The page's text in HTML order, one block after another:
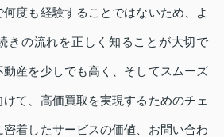
度も経験することではないため、よ
きの流れを正しく知ることが大切で
産を少しでも高く、そしてスムーズ
て、高価買取を実現するためのチェ
着したサービスの価値、お問い合わ